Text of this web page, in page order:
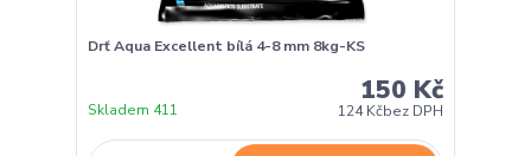
Drť Aqua Excellent bílá 4-8 mm 8kg-KS
150 Kč
124 Kčbez DPH
Skladem 411